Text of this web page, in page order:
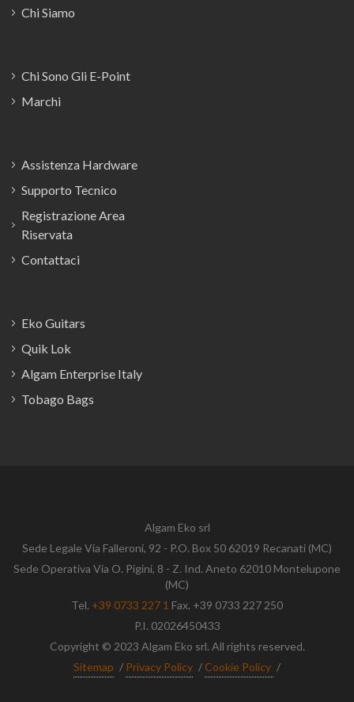
Chi Siamo
Chi Sono Gli E-Point
Marchi
Assistenza Hardware
Supporto Tecnico
Registrazione Area
Riservata
Contattaci
Eko Guitars
Quik Lok
Algam Enterprise Italy
Tobago Bags
Algam Eko srl
Sede Legale Via Falleroni, 92 - P.O. Box 50 62019 Recanati (MC)
Sede Operativa Via O. Pigini, 8 - Z. Ind. Aneto 62010 Montelupone
(MC)
Tel. +39 0733 227 1 Fax. +39 0733 227 250
P.I. 02026450433
Copyright © 2023 Algam Eko srl. All rights reserved.
Sitemap / Privacy Policy / Cookie Policy /